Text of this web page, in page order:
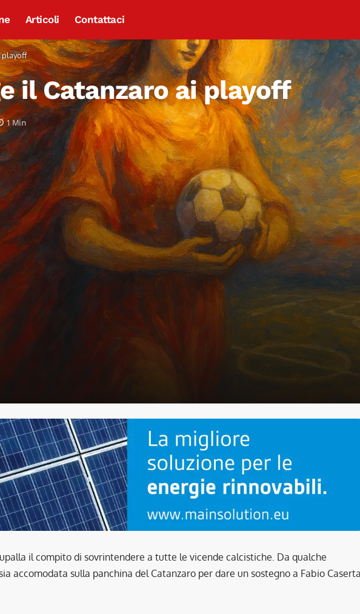
Articoli Contattaci
playoff
il Catanzaro ai playoff
1 Min
il compito di sovrintendere a tutte le vicende calcistiche. Da qualche
accomodata sulla panchina del Catanzaro per dare un sostegno a Fabio